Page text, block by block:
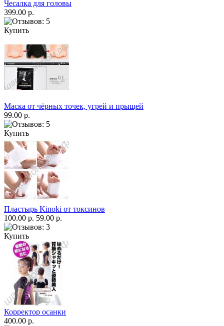
Чесалка для головы
399.00 р.
Купить
Маска от чёрных точек, угрей и прыщей
99.00 р.
Купить
Пластырь Kinoki от токсинов
100.00 р. 59.00 р.
Купить
Корректор осанки
400.00 р.